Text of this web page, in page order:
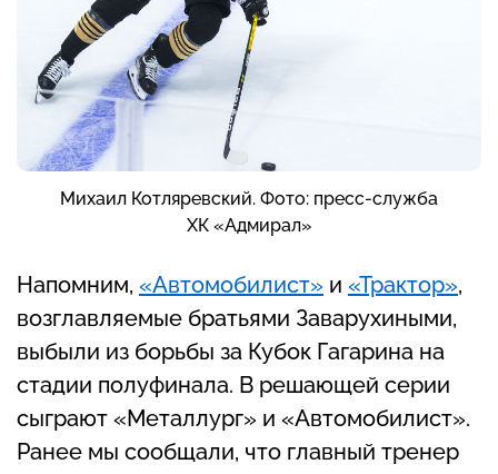
Михаил Котляревский. Фото: пресс-служба
ХК «Адмирал»
Напомним, «Автомобилист» и «Трактор»,
возглавляемые братьями Заварухиными,
выбыли из борьбы за Кубок Гагарина на
стадии полуфинала. В решающей серии
сыграют «Металлург» и «Автомобилист».
Ранее мы сообщали, что главный тренер